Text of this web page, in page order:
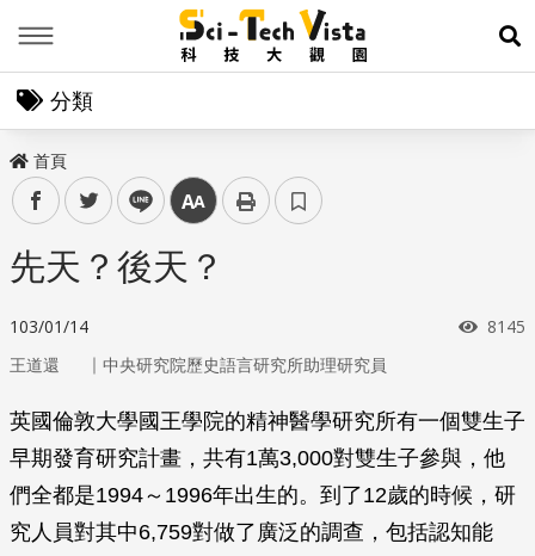
展
分類
首頁
facebooktwitter line 中
先天？後天？
103/01/14 瀏覽
8145
王道還 ｜ 中央研究院歷史語言研究所助理研究員
英國倫敦大學國王學院的精神醫學研究所有一個雙生子
早期發育研究計畫，共有1萬3,000對雙生子參與，他
們全都是1994～1996年出生的。到了12歲的時候，研
究人員對其中6,759對做了廣泛的調查，包括認知能